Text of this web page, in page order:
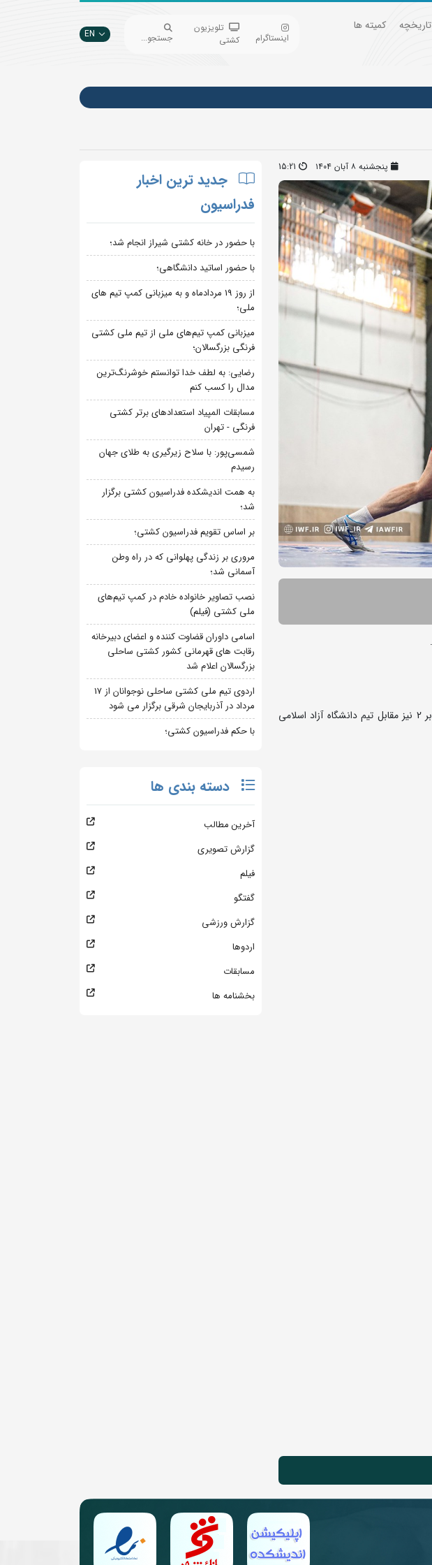
تاریخچه
کمیته ها
اینستاگرام
تلویزیون
کشتی
جستجو... EN
پنجشنبه ۸ آبان ۱۴۰۴ 15:21
در این مسابقات تیم نفت و گاز زاگرس جنوبی با نتیجه 8 بر 2 سینا صنعت ایذه را مغلوب کرد و با نتیجه 8 بر 2 نیز مقابل تیم دانشگاه آزاد اسلامی
جدید ترین اخبار
فدراسیون
با حضور در خانه کشتی شیراز انجام شد؛
با حضور اساتید دانشگاهی؛
از روز 19 مردادماه و به میزبانی کمپ تیم های
ملی؛
میزبانی کمپ تیم‌های ملی از تیم ملی کشتی
فرنگی بزرگسالان؛
رضایی: به لطف خدا توانستم خوشرنگ‌ترین
مدال را کسب کنم
مسابقات المپیاد استعدادهای برتر کشتی
فرنگی - تهران
شمسی‌پور: با سلاح زیرگیری به طلای جهان
رسیدم
به همت اندیشکده فدراسیون کشتی برگزار
شد؛
بر اساس تقویم فدراسیون کشتی؛
مروری بر زندگی پهلوانی که در راه وطن
آسمانی شد؛
نصب تصاویر خانواده خادم در کمپ تیم‌های
ملی کشتی (فیلم)
اسامی داوران قضاوت کننده و اعضای دبیرخانه
رقابت های قهرمانی کشور کشتی ساحلی
بزرگسالان اعلام شد
اردوی تیم ملی کشتی ساحلی نوجوانان از 17
مرداد در آذربایجان شرقی برگزار می شود
با حکم فدراسیون کشتی؛
دسته بندی ها
آخرین مطالب
گزارش تصویری
فیلم
گفتگو
گزارش ورزشی
اردوها
مسابقات
بخشنامه ها